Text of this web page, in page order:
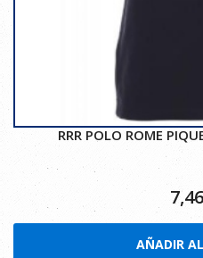
RRR POLO ROME
AÑADIR